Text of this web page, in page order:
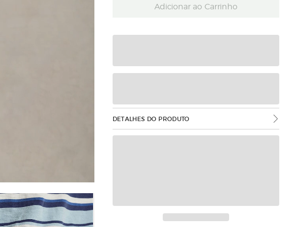
Adicionar ao Carrinho
DETALHES DO PRODUTO